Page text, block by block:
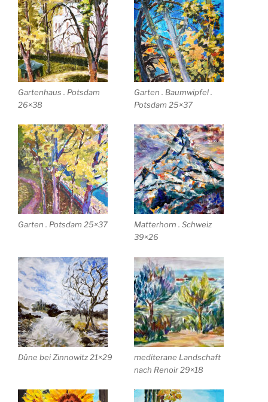
Gartenhaus . Potsdam
26×38
Garten . Baumwipfel .
Potsdam 25×37
Garten . Potsdam 25×37
Matterhorn . Schweiz
39×26
Düne bei Zinnowitz 21×29
mediterane Landschaft
nach Renoir 29×18